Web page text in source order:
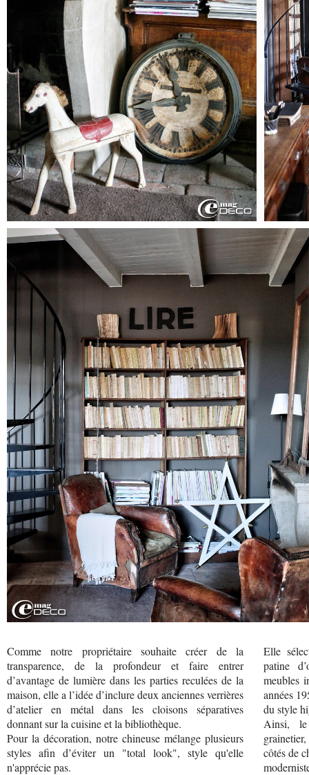
Comme notre propriétaire souhaite créer de la
transparence, de la profondeur et faire entrer
d’avantage de lumière dans les parties reculées de la
maison, elle a l’idée d’inclure deux anciennes verrières
d’atelier en métal dans les cloisons séparatives
donnant sur la cuisine et la bibliothèque.
Pour la décoration, notre chineuse mélange plusieurs
styles afin d’éviter un "total look", style qu'elle
n'apprécie pas.
Elle
patine
meubles
années
du style
Ainsi, le
côtés de